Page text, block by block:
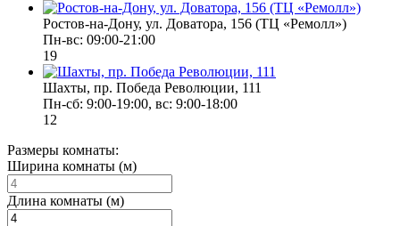
Ростов-на-Дону, ул. Доватора, 156 (ТЦ «Ремолл»)
Пн-вс: 09:00-21:00
19
Шахты, пр. Победа Революции, 111
Пн-сб: 9:00-19:00, вс: 9:00-18:00
12
Размеры комнаты:
Ширина комнаты (м)
Длина комнаты (м)